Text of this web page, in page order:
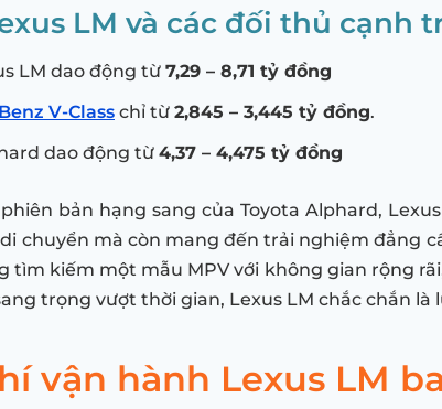
LM và các đối thủ cạnh
LM dao động từ 7,29 – 8,71 tỷ đồng
V-Class chỉ từ 2,845 – 3,445 tỷ đồng.
dao động từ 4,37 – 4,475 tỷ đồng
bản hạng sang của Toyota Alphard,
chuyển mà còn mang đến trải nghiệm đẳng
tìm kiếm một mẫu MPV với không gian rộng
trọng vượt thời gian, Lexus LM chắc chắn là
vận hành Lexus LM